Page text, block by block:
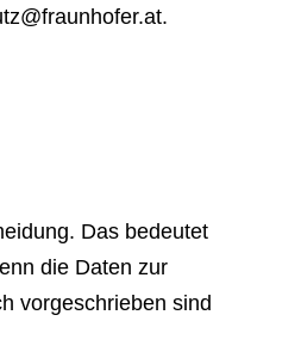
Das bedeutet
die Daten zur
vorgeschrieben sind